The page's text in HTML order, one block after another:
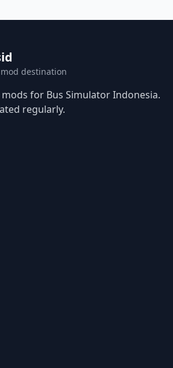
destination
for Bus Simulator Indonesia.
regularly.